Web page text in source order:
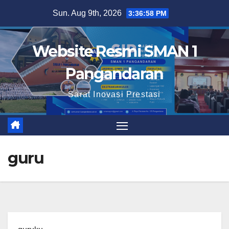
content
Sun. Aug 9th, 2026 3:36:59 PM
Website Resmi SMAN 1
Pangandaran
Sarat Inovasi Prestasi
guru